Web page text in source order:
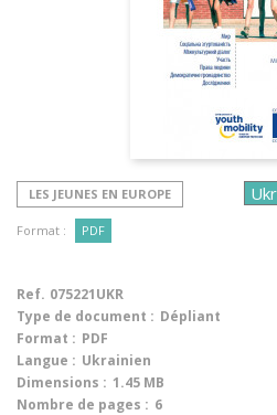
LES JEUNES EN EUROPE
Format : PDF
Ref. 075221UKR
Type de document : Dépliant
Format : PDF
Langue : Ukrainien
Dimensions : 1.45 MB
Nombre de pages : 6